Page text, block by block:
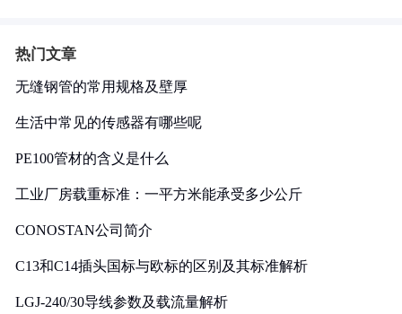
热门文章
无缝钢管的常用规格及壁厚
生活中常见的传感器有哪些呢
PE100管材的含义是什么
工业厂房载重标准：一平方米能承受多少公斤
CONOSTAN公司简介
C13和C14插头国标与欧标的区别及其标准解析
LGJ-240/30导线参数及载流量解析